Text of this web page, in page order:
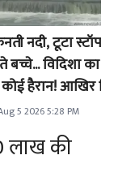
नदी, टूटा
बच्चे... विदिशा का
हैरान! आखिर
5 2026 5:28 PM
लाख की